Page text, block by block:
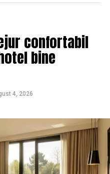
confortabil
bine
4, 2026